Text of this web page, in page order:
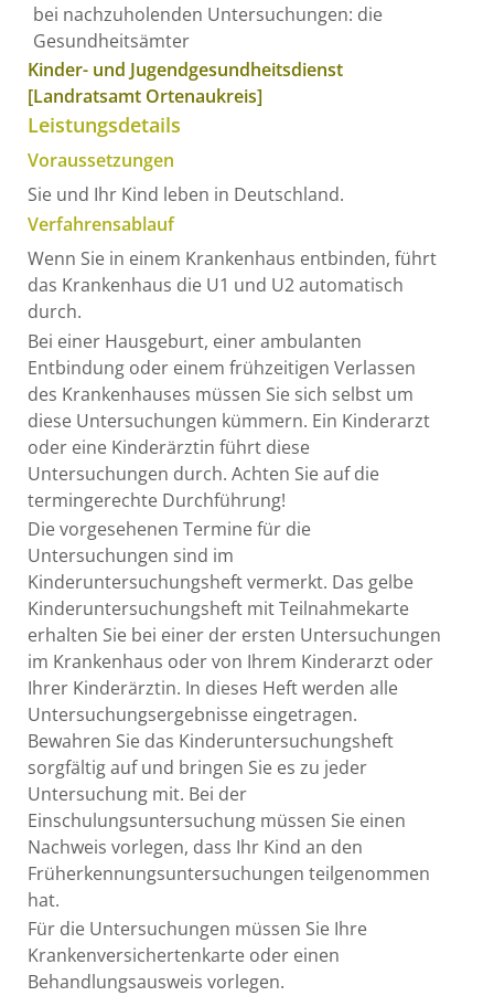
bei nachzuholenden Untersuchungen: die
Gesundheitsämter
Kinder- und Jugendgesundheitsdienst
[Landratsamt Ortenaukreis]
Leistungsdetails
Voraussetzungen
Sie und Ihr Kind leben in Deutschland.
Verfahrensablauf
Wenn Sie in einem Krankenhaus entbinden, führt
das Krankenhaus die U1 und U2 automatisch
durch.
Bei einer Hausgeburt, einer ambulanten
Entbindung oder einem frühzeitigen Verlassen
des Krankenhauses müssen Sie sich selbst um
diese Untersuchungen kümmern. Ein Kinderarzt
oder eine Kinderärztin führt diese
Untersuchungen durch. Achten Sie auf die
termingerechte Durchführung!
Die vorgesehenen Termine für die
Untersuchungen sind im
Kinderuntersuchungsheft vermerkt. Das gelbe
Kinderuntersuchungsheft mit Teilnahmekarte
erhalten Sie bei einer der ersten Untersuchungen
im Krankenhaus oder von Ihrem Kinderarzt oder
Ihrer Kinderärztin. In dieses Heft werden alle
Untersuchungsergebnisse eingetragen.
Bewahren Sie das Kinderuntersuchungsheft
sorgfältig auf und bringen Sie es zu jeder
Untersuchung mit. Bei der
Einschulungsuntersuchung müssen Sie einen
Nachweis vorlegen, dass Ihr Kind an den
Früherkennungsuntersuchungen teilgenommen
hat.
Für die Untersuchungen müssen Sie Ihre
Krankenversichertenkarte oder einen
Behandlungsausweis vorlegen.